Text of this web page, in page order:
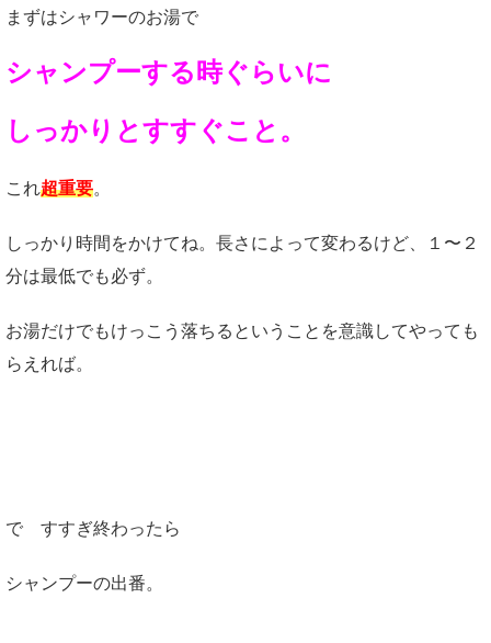
まずはシャワーのお湯で
シャンプーする時ぐらいに
しっかりとすすぐこと。
これ超重要。
しっかり時間をかけてね。長さによって変わるけど、１〜２
分は最低でも必ず。
お湯だけでもけっこう落ちるということを意識してやっても
らえれば。
で すすぎ終わったら
シャンプーの出番。